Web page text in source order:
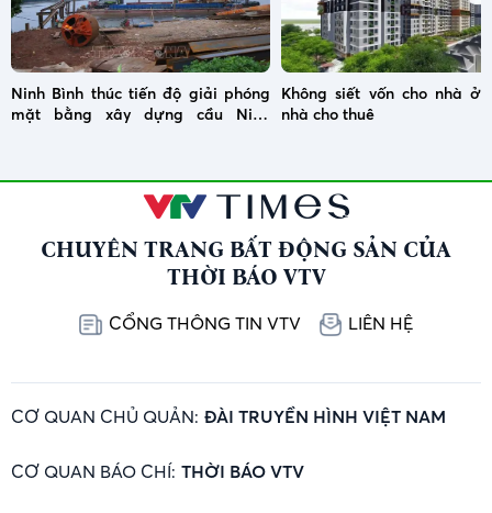
Ninh Bình thúc tiến độ giải phóng
mặt bằng xây dựng cầu Ninh
Không siết vốn cho nhà ở
nhà cho thuê
CHUYÊN TRANG BẤT ĐỘNG SẢN CỦA
THỜI BÁO VTV
CỔNG THÔNG TIN VTV LIÊN HỆ
CƠ QUAN CHỦ QUẢN: ĐÀI TRUYỀN HÌNH VIỆT NAM
CƠ QUAN BÁO CHÍ: THỜI BÁO VTV